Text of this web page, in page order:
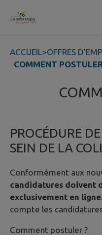
Contenu
ACCUEIL>OFFRES
COMMENT
PROCÉDURE
SEIN DE LA
Conformément aux
candidatures doivent
exclusivement en
compte les
Comment postuler ?